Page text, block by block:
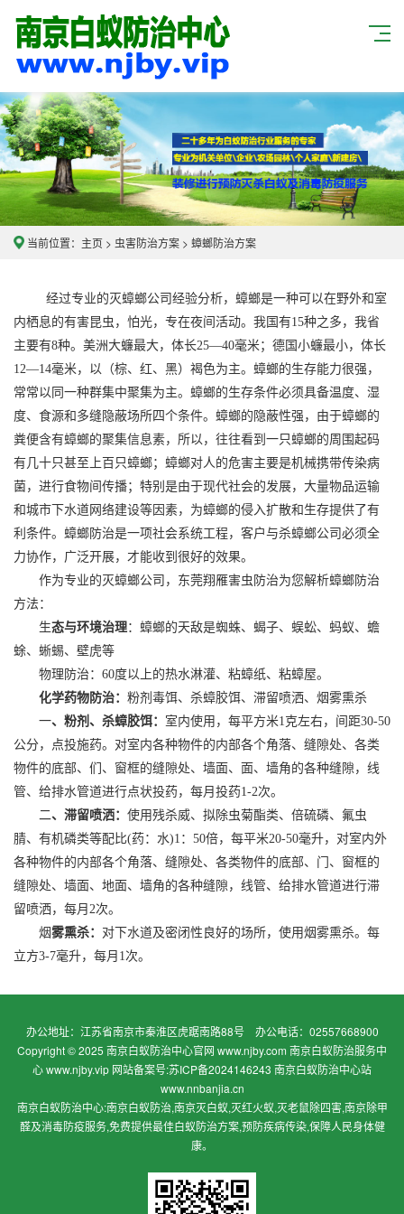
当前位置： 主页 > 虫害防治方案 > 蟑螂防治方案
经过专业的灭蟑螂公司经验分析，蟑螂是一种可以在野外和室
内栖息的有害昆虫，怕光，专在夜间活动。我国有15种之多，我省
主要有8种。美洲大蠊最大，体长25—40毫米；德国小蠊最小，体长
12—14毫米，以（棕、红、黑）褐色为主。蟑螂的生存能力很强，
常常以同一种群集中聚集为主。蟑螂的生存条件必须具备温度、湿
度、食源和多缝隐蔽场所四个条件。蟑螂的隐蔽性强，由于蟑螂的
粪便含有蟑螂的聚集信息素，所以，往往看到一只蟑螂的周围起码
有几十只甚至上百只蟑螂；蟑螂对人的危害主要是机械携带传染病
菌，进行食物间传播；特别是由于现代社会的发展，大量物品运输
和城市下水道网络建设等因素，为蟑螂的侵入扩散和生存提供了有
利条件。蟑螂防治是一项社会系统工程，客户与杀蟑螂公司必须全
力协作，广泛开展，才能收到很好的效果。
作为专业的灭蟑螂公司，东莞翔雁害虫防治为您解析蟑螂防治
方法：
生态与环境治理：蟑螂的天敌是蜘蛛、蝎子、蜈蚣、蚂蚁、蟾
蜍、蜥蜴、壁虎等
物理防治：60度以上的热水淋灌、粘蟑纸、粘蟑屋。
化学药物防治： 粉剂毒饵、杀蟑胶饵、滞留喷洒、烟雾熏杀
一、粉剂、杀蟑胶饵： 室内使用，每平方米1克左右，间距30-50
公分，点投施药。对室内各种物件的内部各个角落、缝隙处、各类
物件的底部、们、窗框的缝隙处、墙面、面、墙角的各种缝隙，线
管、给排水管道进行点状投药，每月投药1-2次。
二、滞留喷洒： 使用残杀威、拟除虫菊酯类、倍硫磷、氟虫
腈、有机磷类等配比(药：水)1：50倍，每平米20-50毫升，对室内外
各种物件的内部各个角落、缝隙处、各类物件的底部、门、窗框的
缝隙处、墙面、地面、墙角的各种缝隙，线管、给排水管道进行滞
留喷洒，每月2次。
烟雾熏杀： 对下水道及密闭性良好的场所，使用烟雾熏杀。每
立方3-7毫升，每月1次。
办公地址：江苏省南京市秦淮区虎踞南路88号 办公电话：02557668900
Copyright © 2025 南京白蚁防治中心官网 www.njby.com 南京白蚁防治服务中
心 www.njby.vip 网站备案号:苏ICP备2024146243 南京白蚁防治中心站
www.nnbanjia.cn
南京白蚁防治中心:南京白蚁防治,南京灭白蚁,灭红火蚁,灭老鼠除四害,南京除甲
醛及消毒防疫服务,免费提供最佳白蚁防治方案,预防疾病传染,保障人民身体健
康。